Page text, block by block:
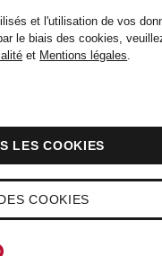
et l'utilisation de vos
le biais des cookies,
et Mentions légales.
COOKIES
LES COOKIES